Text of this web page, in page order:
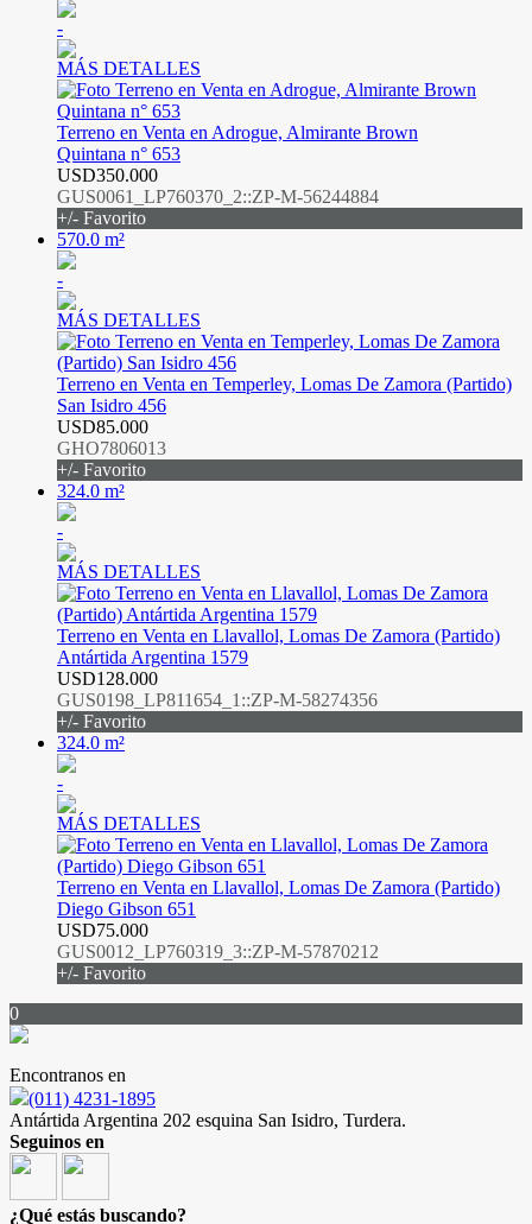
-
MÁS DETALLES
Terreno en Venta en Adrogue, Almirante Brown
Quintana n° 653
USD350.000
GUS0061_LP760370_2::ZP-M-56244884
+/- Favorito
570.0 m²
-
MÁS DETALLES
Terreno en Venta en Temperley, Lomas De Zamora (Partido)
San Isidro 456
USD85.000
GHO7806013
+/- Favorito
324.0 m²
-
MÁS DETALLES
Terreno en Venta en Llavallol, Lomas De Zamora (Partido)
Antártida Argentina 1579
USD128.000
GUS0198_LP811654_1::ZP-M-58274356
+/- Favorito
324.0 m²
-
MÁS DETALLES
Terreno en Venta en Llavallol, Lomas De Zamora (Partido)
Diego Gibson 651
USD75.000
GUS0012_LP760319_3::ZP-M-57870212
+/- Favorito
0
Encontranos en
(011) 4231-1895
Antártida Argentina 202 esquina San Isidro, Turdera.
Seguinos en
¿Qué estás buscando?